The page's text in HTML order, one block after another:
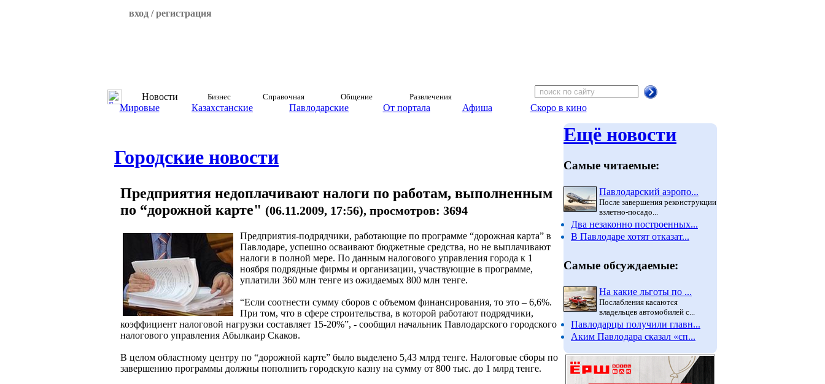
вход / регистрация
Новости Бизнес Справочная Общение Развлечения
Мировые Казахстанские Павлодарские От портала Афиша Скоро в кино
Городские новости
Предприятия недоплачивают налоги по работам, выполненным
по “дорожной карте" (06.11.2009, 17:56), просмотров: 3694
Предприятия-подрядчики, работающие по программе “дорожная карта” в
Павлодаре, успешно осваивают бюджетные средства, но не выплачивают
налоги в полной мере. По данным налогового управления города к 1
ноября подрядные фирмы и организации, участвующие в программе,
уплатили 360 млн тенге из ожидаемых 800 млн тенге.
“Если соотнести сумму сборов с объемом финансирования, то это – 6,6%.
При том, что в сфере строительства, в которой работают подрядчики,
коэффициент налоговой нагрузки составляет 15-20%”, - сообщил начальник Павлодарского городского
налогового управления Абылкаир Скаков.
В целом областному центру по “дорожной карте” было выделено 5,43 млрд тенге. Налоговые сборы по
завершению программы должны пополнить городскую казну на сумму от 800 тыс. до 1 млрд тенге.
Ещё новости
Самые читаемые:
Павлодарский аэропо...
После завершения реконструкции
взлетно-посадо...
Два незаконно построенных...
В Павлодаре хотят отказат...
Самые обсуждаемые:
На какие льготы по ...
Послабления касаются
владельцев автомобилей с...
Павлодарцы получили главн...
Аким Павлодара сказал «сп...